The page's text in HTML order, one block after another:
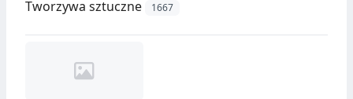
Tworzywa sztuczne 1667